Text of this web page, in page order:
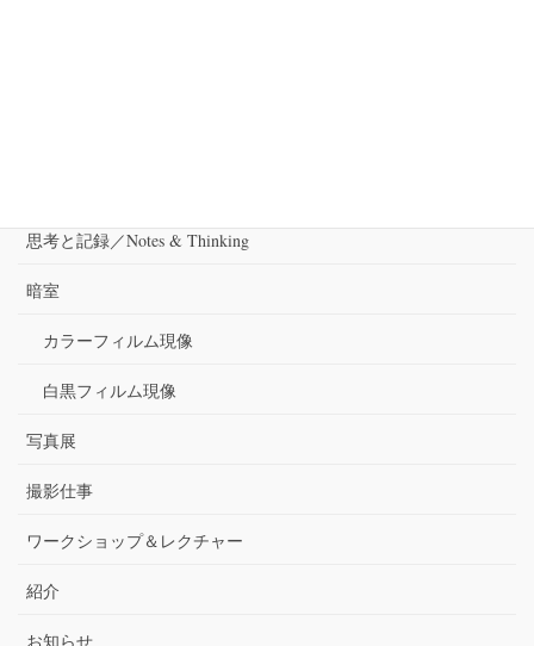
思考と記録／Notes & Thinking
暗室
カラーフィルム現像
白黒フィルム現像
写真展
撮影仕事
ワークショップ＆レクチャー
紹介
お知らせ